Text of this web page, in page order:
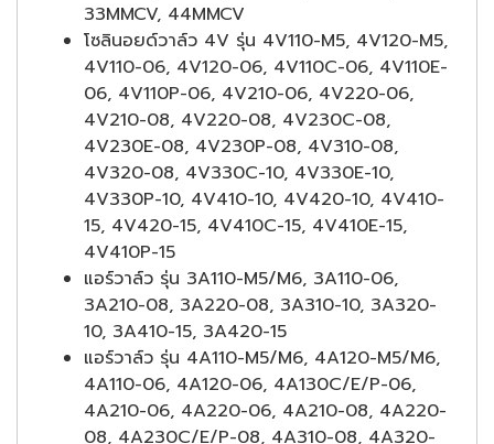
33MMCV, 44MMCV
โซลินอยด์วาล์ว 4V รุ่น 4V110-M5, 4V120-M5,
4V110-06, 4V120-06, 4V110C-06, 4V110E-
06, 4V110P-06, 4V210-06, 4V220-06,
4V210-08, 4V220-08, 4V230C-08,
4V230E-08, 4V230P-08, 4V310-08,
4V320-08, 4V330C-10, 4V330E-10,
4V330P-10, 4V410-10, 4V420-10, 4V410-
15, 4V420-15, 4V410C-15, 4V410E-15,
4V410P-15
แอร์วาล์ว รุ่น 3A110-M5/M6, 3A110-06,
3A210-08, 3A220-08, 3A310-10, 3A320-
10, 3A410-15, 3A420-15
แอร์วาล์ว รุ่น 4A110-M5/M6, 4A120-M5/M6,
4A110-06, 4A120-06, 4A130C/E/P-06,
4A210-06, 4A220-06, 4A210-08, 4A220-
08, 4A230C/E/P-08, 4A310-08, 4A320-